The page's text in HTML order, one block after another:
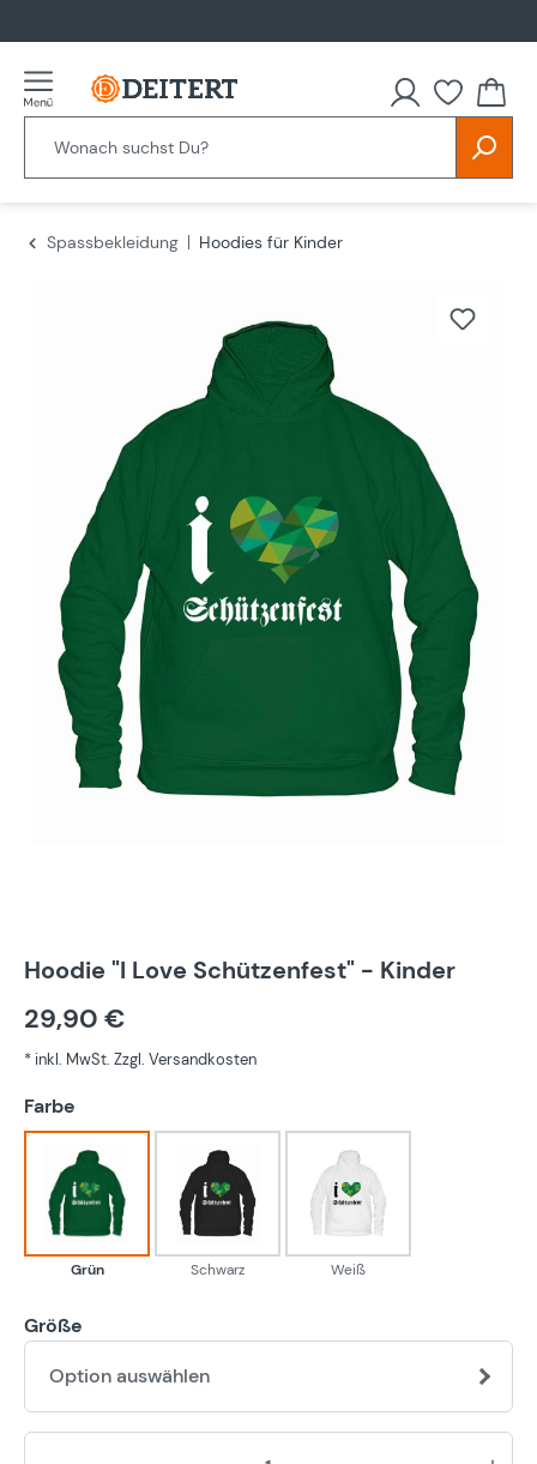
Spassbekleidung
Hoodies für Kinder
Hoodie "I Love Schützenfest" - Kinder
29,90 €
* inkl. MwSt. Zzgl. Versandkosten
Farbe
Grün
Grün
Schwarz
Schwarz
Weiß
Weiß
Größe
Option auswählen